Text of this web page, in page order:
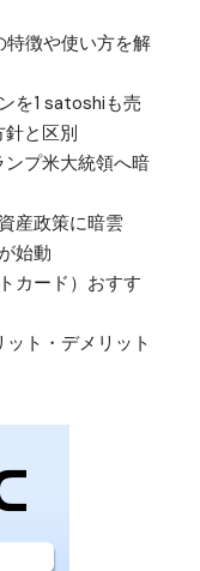
徴や使い方を解
を1 satoshiも売
と区別
プ米大統領へ暗
産政策に暗雲
始動
カード）おすす
ト・デメリット